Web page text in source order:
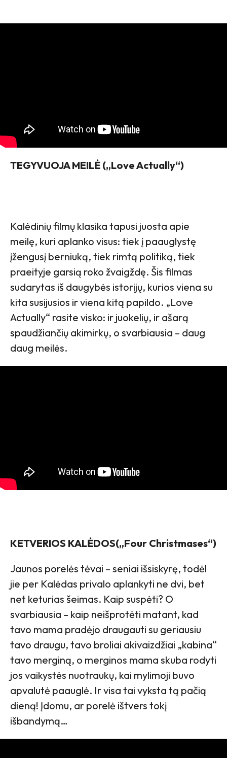
TEGYVUOJA MEILĖ („Love Actually“)
Kalėdinių filmų klasika tapusi juosta apie
meilę, kuri aplanko visus: tiek į paauglystę
įžengusį berniuką, tiek rimtą politiką, tiek
praeityje garsią roko žvaigždę. Šis filmas
sudarytas iš daugybės istorijų, kurios viena su
kita susijusios ir viena kitą papildo. „Love
Actually“ rasite visko: ir juokelių, ir ašarą
spaudžiančių akimirkų, o svarbiausia – daug
daug meilės.
KETVERIOS KALĖDOS(„Four Christmases“)
Jaunos porelės tėvai – seniai išsiskyrę, todėl
jie per Kalėdas privalo aplankyti ne dvi, bet
net keturias šeimas. Kaip suspėti? O
svarbiausia – kaip neišprotėti matant, kad
tavo mama pradėjo draugauti su geriausiu
tavo draugu, tavo broliai akivaizdžiai „kabina“
tavo merginą, o merginos mama skuba rodyti
jos vaikystės nuotraukų, kai mylimoji buvo
apvalutė paauglė. Ir visa tai vyksta tą pačią
dieną! Įdomu, ar porelė ištvers tokį
išbandymą…